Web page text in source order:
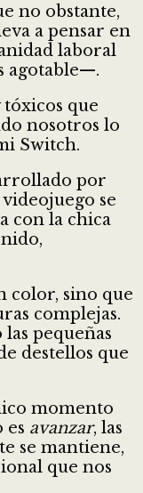
no obstante,
a pensar en
laboral
agotable—.
que
nosotros lo
Switch.
por
se
con la chica
color, sino que
complejas.
pequeñas
destellos que
momento
es avanzar, las
se mantiene,
que nos